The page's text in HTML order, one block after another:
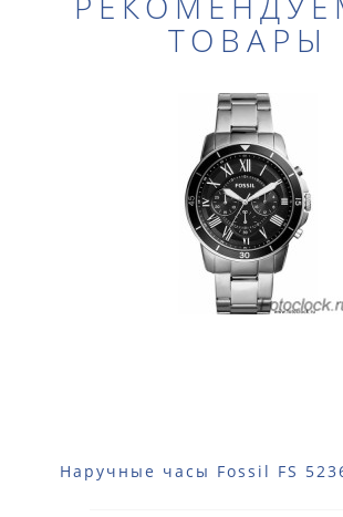
ТОВАРЫ
Наручные часы Fossil FS